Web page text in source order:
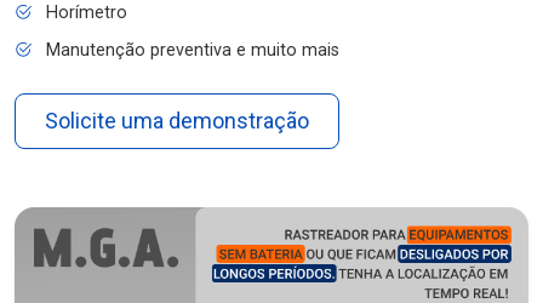
Horímetro
Manutenção preventiva e muito mais
Solicite uma demonstração